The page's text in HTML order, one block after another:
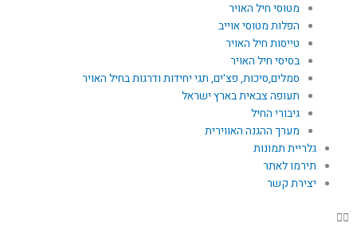
מטוסי חיל האויר
הפלות מטוסי אוייב
טייסות חיל האויר
בסיסי חיל האויר
סמלים,סיכות, פצ'ים, תגי יחידות ודרגות בחיל האויר
תעופה צבאית בארץ ישראל
גיבורי החיל
מערך ההגנה האווירית
גלריית תמונות
תירמו לאתר
יצירת קשר